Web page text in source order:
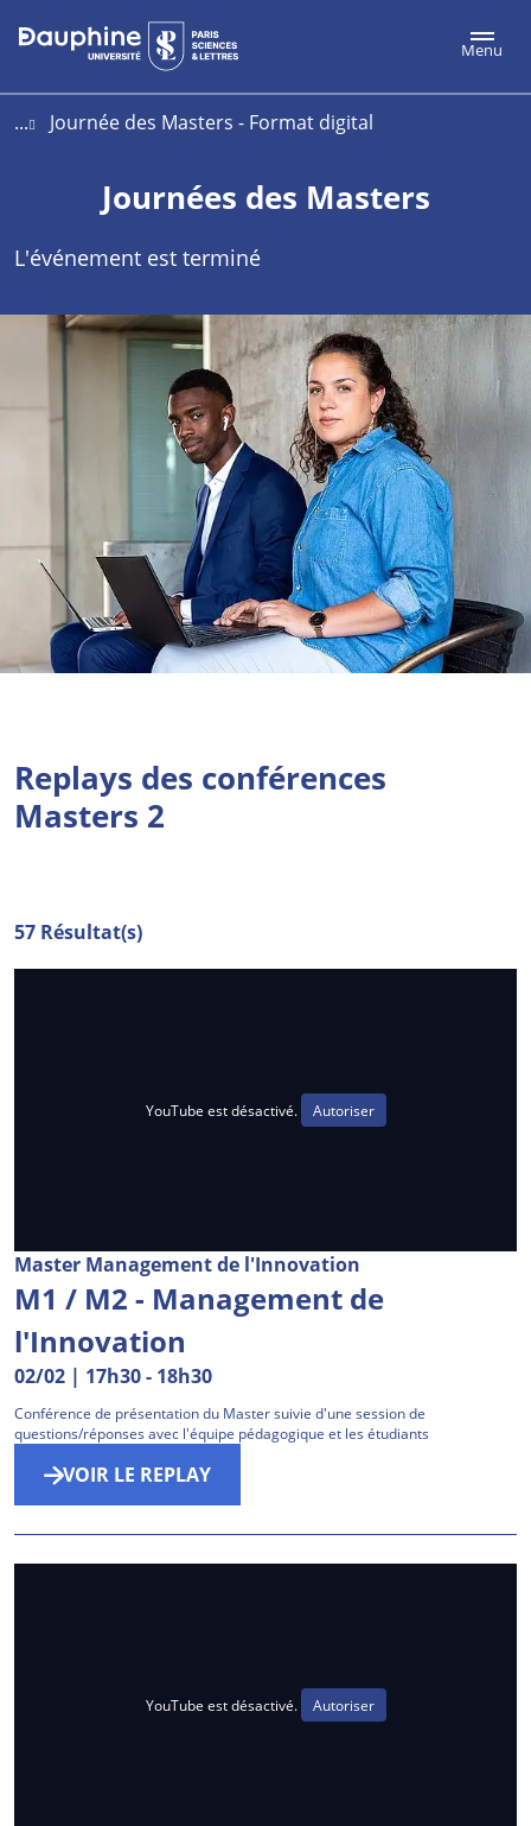
Aller
au
Aller
au
Plan
du
Menu
... Journée des Masters - Format digital
Journées des Masters
L'événement est terminé
Replays des conférences
Masters 2
57 Résultat(s)
YouTube est désactivé. Autoriser
Master Management de l'Innovation
M1 / M2 - Management de
l'Innovation
02/02 | 17h30- 18h30
Conférence de présentation du Master suivie d'une session de
questions/réponses avec l'équipe pédagogique et les étudiants
VOIR LE REPLAY
YouTube est désactivé. Autoriser